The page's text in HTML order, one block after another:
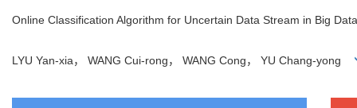
Online Classification Algorithm for Uncertain Data Stream in Big Data
LYU Yan-xia， WANG Cui-rong， WANG Cong， YU Chang-yong